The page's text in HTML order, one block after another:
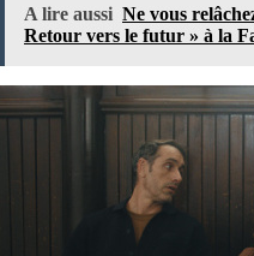
A lire aussi Ne vous
Retour vers le futur » à la